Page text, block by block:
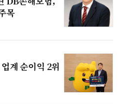
목
계 순이익 2위